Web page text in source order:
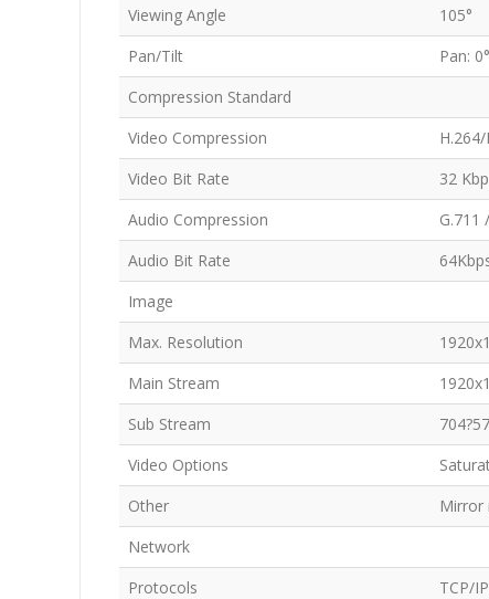
Viewing Angle
105°
Pan/Tilt
Pan:
Compression Standard
Video Compression
H.264/
Video Bit Rate
32
Audio Compression
G.711
Audio Bit Rate
Image
Max. Resolution
Main Stream
Sub Stream
Video Options
Other
Mirror
Network
Protocols
TCP/